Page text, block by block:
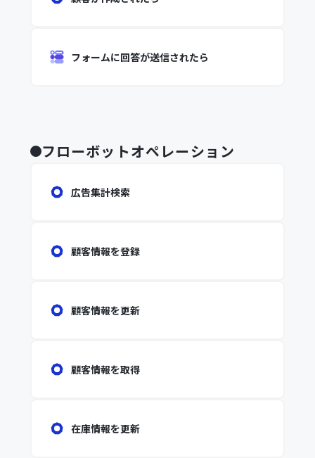
フォームに回答が送信されたら
フローボットオペレーション
広告集計検索
顧客情報を登録
顧客情報を更新
顧客情報を取得
在庫情報を更新